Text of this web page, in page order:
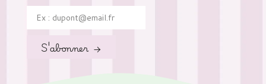
S'abonner →